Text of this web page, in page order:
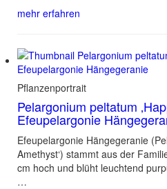
mehr erfahren
Pflanzenportrait
Pelargonium peltatum
Efeupelargonie
Efeupelargonie Hängegeranie
Amethyst‘) stammt aus der
cm hoch und blüht leuchtend
…